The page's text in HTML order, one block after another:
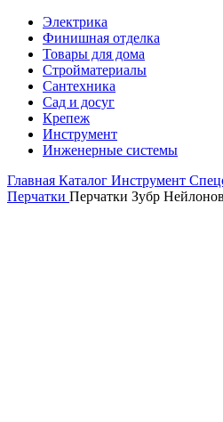
Электрика
Финишная отделка
Товары для дома
Стройматериалы
Сантехника
Сад и досуг
Крепеж
Инструмент
Инженерные системы
Главная Каталог Инструмент
Перчатки Перчатки Зубр